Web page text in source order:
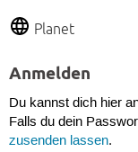
Planet
Anmelden
Du kannst dich hier
Falls du dein
zusenden lassen.